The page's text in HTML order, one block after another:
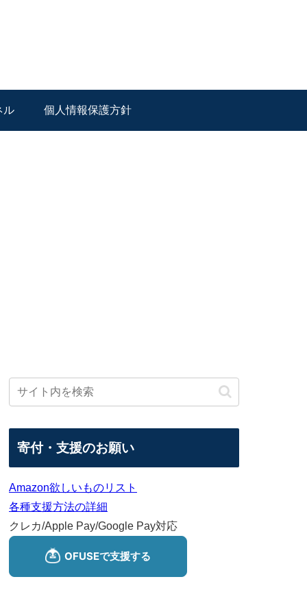
ル 個人情報保護方針
寄付・支援のお願い
Amazon欲しいものリスト
各種支援方法の詳細
クレカ/Apple Pay/Google Pay対応